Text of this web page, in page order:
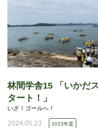
林間学舎15 「いかだ
タート！」
いざ！ゴールへ！
2024.05.23 2023年度